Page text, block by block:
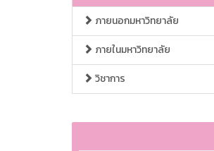
ภายนอกมหาวิทยาลัย
ภายในมหาวิทยาลัย
วิชาการ